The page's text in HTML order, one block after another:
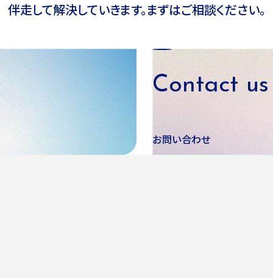
伴走して解決していきます。まずはご相談ください。
お問い合わせ
Contact us